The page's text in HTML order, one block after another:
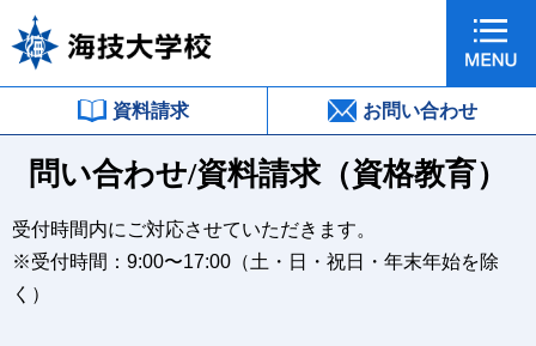
資料請求 お問い合わせ
問い合わせ/資料請求（資格教育）
受付時間内にご対応させていただきます。
※受付時間：9:00〜17:00（土・日・祝日・年末年始を除
く）